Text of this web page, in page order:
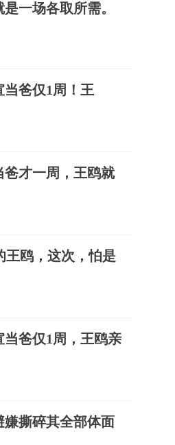
一场各取所需。
爸仅1周！王
爸才一周，王鸥就
王鸥，这次，怕是
爸仅1周，王鸥亲
撕碎其全部体面